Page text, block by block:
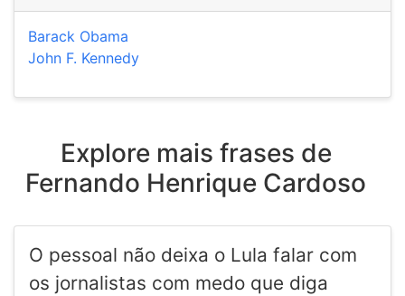
Barack Obama
John F. Kennedy
Explore mais frases de
Fernando Henrique Cardoso
O pessoal não deixa o Lula falar com
os jornalistas com medo que diga